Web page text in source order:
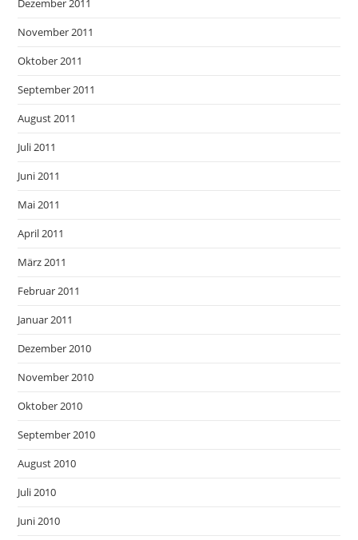
November 2011
Oktober 2011
September 2011
August 2011
Juli 2011
Juni 2011
Mai 2011
April 2011
März 2011
Februar 2011
Januar 2011
Dezember 2010
November 2010
Oktober 2010
September 2010
August 2010
Juli 2010
Juni 2010